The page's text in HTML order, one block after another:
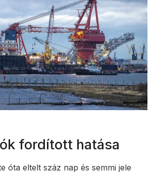
fordított hatása
óta eltelt száz nap és semmi jele